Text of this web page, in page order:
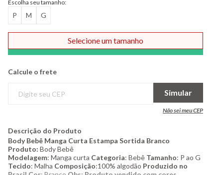
Escolha seu tamanho:
P M G
Comprar
Selecione um tamanho
Calcule o frete
Simular
Não sei meu CEP
Descrição do Produto
Body Bebê Manga Curta Estampa Sortida Branco
Produto: Body Bebê
Modelagem: Manga curta Categoria: Bebê Tamanho: P ao G
Tecido: Malha Composição:100% algodão Produzido no